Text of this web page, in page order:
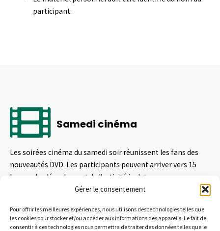
Gérer le consentement
Pour offrir les meilleures expériences, nous utilisons des technologies telles que
les cookies pour stocker et/ou accéder aux informations des appareils. Le fait de
consentir à ces technologies nous permettra de traiter des données telles que le
participant.
Samedi cinéma
Les soirées cinéma du samedi soir réunissent les fans des
nouveautés DVD. Les participants peuvent arriver vers 15
heures. Le déroulement de l’activité inclut :
lechoix d’un filmsur nos plateformes numériques et
lacollation de fin de soirée .